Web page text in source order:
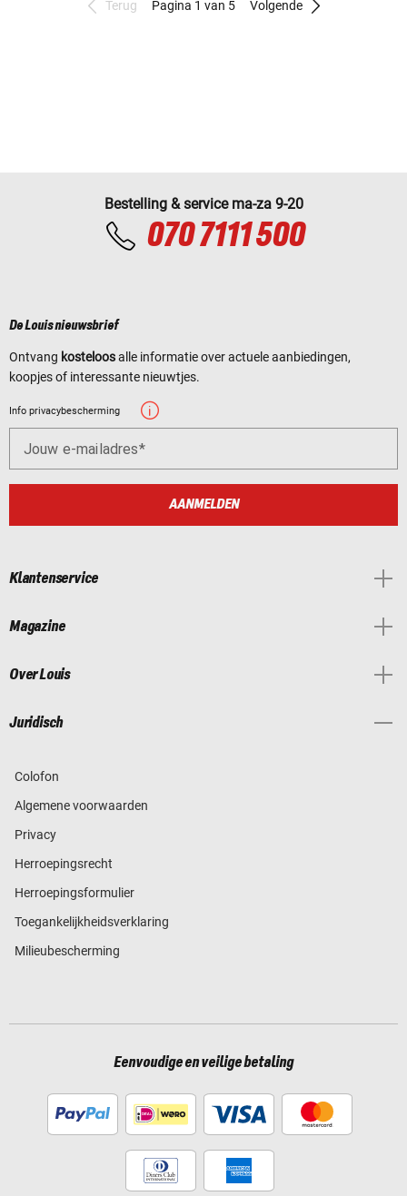
Terug Pagina 1 van 5 Volgende
Bestelling & service ma-za 9-20
070 7111 500
De Louis nieuwsbrief
Ontvang kosteloosalle informatie over actuele aanbiedingen,
koopjes of interessante nieuwtjes.
Info privacybescherming
Jouw e-mailadres
AANMELDEN
Klantenservice
Magazine
Over Louis
Juridisch
Colofon
Algemene voorwaarden
Privacy
Herroepingsrecht
Herroepingsformulier
Toegankelijkheidsverklaring
Milieubescherming
Eenvoudige en veilige betaling